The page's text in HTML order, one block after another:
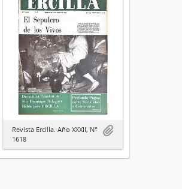
Revista Ercilla. Año XXXII, N°
1618